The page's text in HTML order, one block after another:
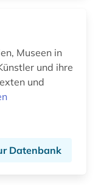
Museen in
und ihre
und
Datenbank